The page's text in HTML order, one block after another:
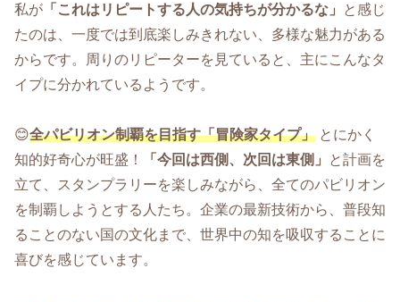
私が 「これはリピートする人の気持ちが分かるな」
と感じ
たのは、一度では到底楽しみきれない、多様な魅力がある
からです。周りのリピーターを見ていると、主にこんなタ
イプに分かれているようです。
😊全パビリオン制覇を目指す「冒険家タイプ」 とにかく
知的好奇心が旺盛！
「今回は西側、次回は東側」
と計画を
立て、スタンプラリーを楽しみながら、全てのパビリオン
を制覇しようとする人たち。企業の最新技術から、普段知
ることのない国の文化まで、世界中の知を吸収することに
喜びを感じています。